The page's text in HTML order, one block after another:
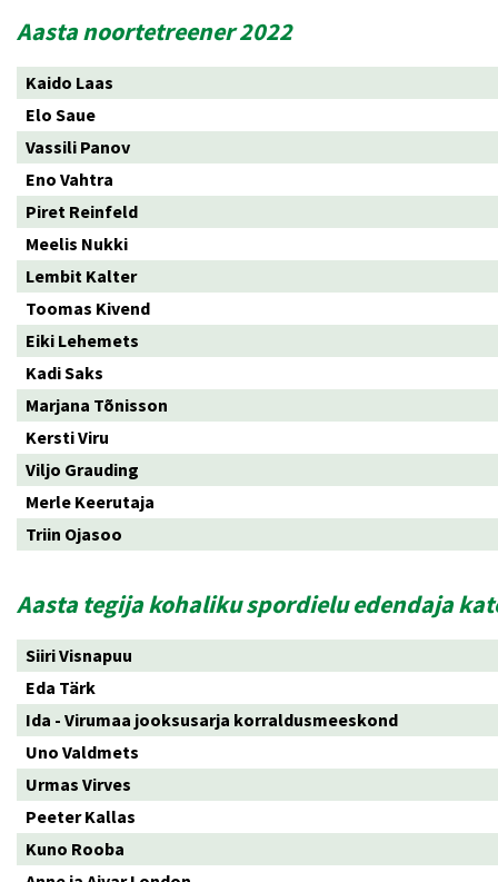
Aasta noortetreener 2022
Kaido Laas
Elo Saue
Vassili Panov
Eno Vahtra
Piret Reinfeld
Meelis Nukki
Lembit Kalter
Toomas Kivend
Eiki Lehemets
Kadi Saks
Marjana Tõnisson
Kersti Viru
Viljo Grauding
Merle Keerutaja
Triin Ojasoo
Aasta tegija kohaliku spordielu edendaja
Siiri Visnapuu
Eda Tärk
Ida - Virumaa jooksusarja korraldusmeeskond
Uno Valdmets
Urmas Virves
Peeter Kallas
Kuno Rooba